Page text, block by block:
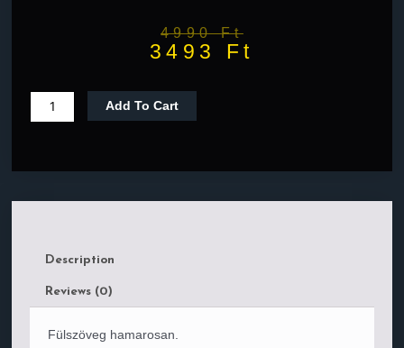
4990Ft
3493 Ft
Add To Cart
Description
Reviews (0)
Fülszöveg hamarosan.